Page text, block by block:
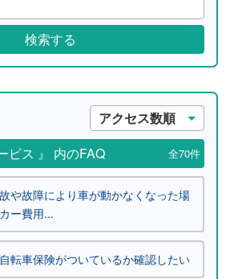
検索する
アクセス数順
ビス 』 内のFAQ
全70件
や故障により車が動かなくなった場
ー費用...
転車保険がついているか確認したい